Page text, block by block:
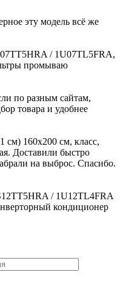
эту модель всё же
/ 1U07TL5FRA,
промываю
по разным сайтам,
товара и удобнее
160х200 см, класс,
Доставили быстро
на выброс. Спасибо.
/ 1U12TL4FRA
кондиционер